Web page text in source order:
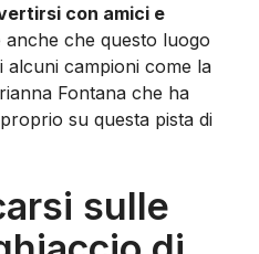
con amici e
che questo luogo
alcuni campioni come la
Fontana che ha
su questa pista di
sulle